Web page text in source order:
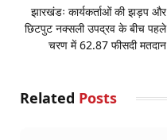
झारखंडः कार्यकर्ताओं की झड़प और
छिटपुट नक्सली उपद्रव के बीच पहले
चरण में 62.87 फीसदी मतदान
Related Posts